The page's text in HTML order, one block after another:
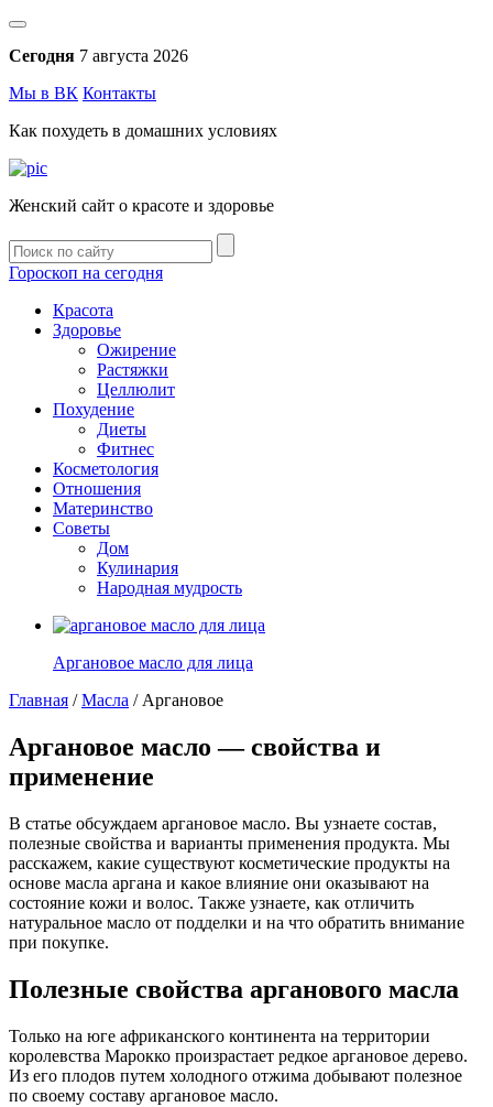
Сегодня 7 августа 2026
Мы в ВК Контакты
Как похудеть в домашних условиях
Женский сайт о красоте и здоровье
Гороскоп на сегодня
Красота
Здоровье
Ожирение
Растяжки
Целлюлит
Похудение
Диеты
Фитнес
Косметология
Отношения
Материнство
Советы
Дом
Кулинария
Народная мудрость
Аргановое масло для лица
Главная /Масла / Аргановое
Аргановое масло — свойства и
применение
В статье обсуждаем аргановое масло. Вы узнаете состав,
полезные свойства и варианты применения продукта. Мы
расскажем, какие существуют косметические продукты на
основе масла аргана и какое влияние они оказывают на
состояние кожи и волос. Также узнаете, как отличить
натуральное масло от подделки и на что обратить внимание
при покупке.
Полезные свойства арганового масла
Только на юге африканского континента на территории
королевства Марокко произрастает редкое аргановое дерево.
Из его плодов путем холодного отжима добывают полезное
по своему составу аргановое масло.